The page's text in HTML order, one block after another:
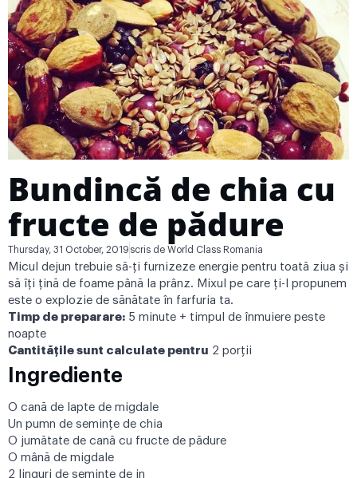
Bundincă de chia cu
fructe de pădure
Thursday, 31 October, 2019 scris de World Class Romania
Micul dejun trebuie să-ți furnizeze energie pentru toată ziua și
să îți țină de foame până la prânz. Mixul pe care ți-l propunem
este o explozie de sănătate în farfuria ta.
Timp de preparare: 5 minute + timpul de înmuiere peste
noapte
Cantitățile sunt calculate pentru 2 porții
Ingrediente
O cană de lapte de migdale
Un pumn de semințe de chia
O jumătate de cană cu fructe de pădure
O mână de migdale
2 linguri de semințe de in